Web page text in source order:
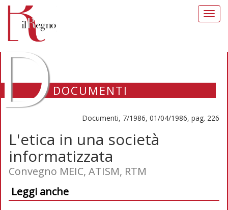
DOCUMENTI
Documenti, 7/1986, 01/04/1986, pag. 226
L'etica in una società
informatizzata
Convegno MEIC, ATISM, RTM
Leggi anche